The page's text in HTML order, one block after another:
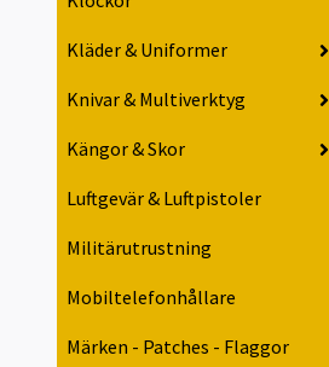
Kläder & Uniformer
Knivar & Multiverktyg
Kängor & Skor
Luftgevär & Luftpistoler
Militärutrustning
Mobiltelefonhållare
Märken - Patches - Flaggor